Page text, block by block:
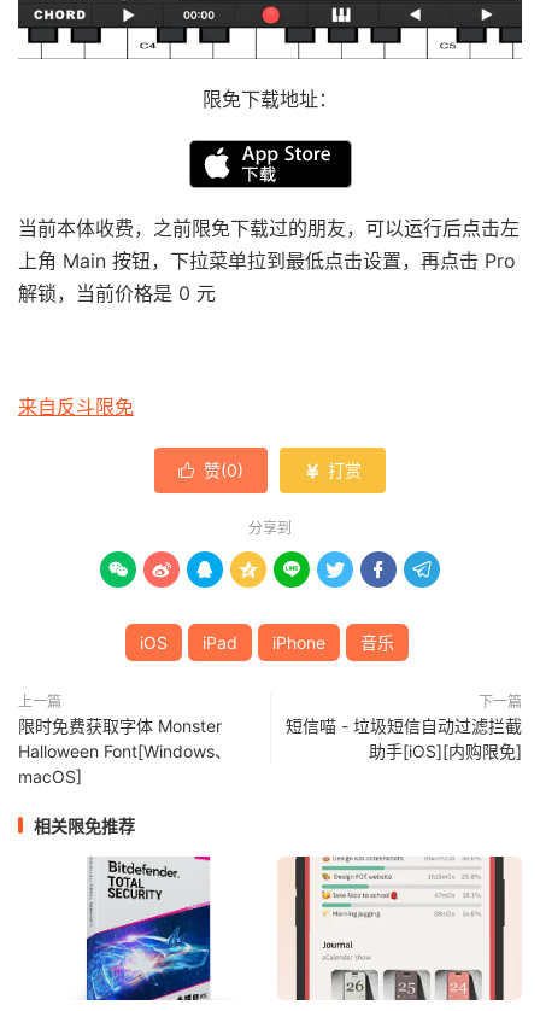
限免下载地址：
当前本体收费，之前限免下载过的朋友，可以运行后点击左
上角 Main 按钮，下拉菜单拉到最低点击设置，再点击 Pro
解锁，当前价格是 0 元
来自反斗限免
 赞(0)  打赏
分享到
       
iOS iPad iPhone 音乐
上一篇
限时免费获取字体 Monster
Halloween Font[Windows、
macOS]
下一篇
短信喵 - 垃圾短信自动过滤拦截
助手[iOS][内购限免]
相关限免推荐